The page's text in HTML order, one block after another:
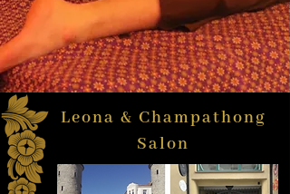
Leona & Champathong
Salon